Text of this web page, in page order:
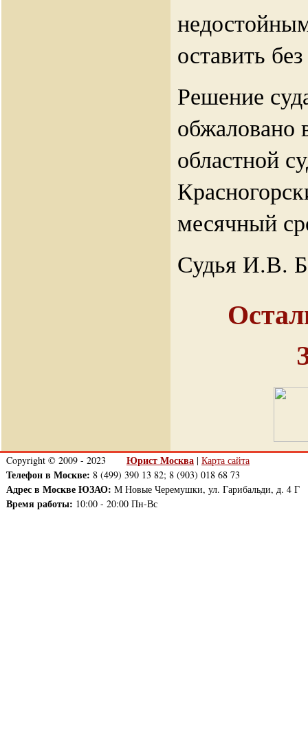
оставить
Решение
обжаловано
областной
месячный
Судья И.В.
Copyright © 2009 - 2023 Юрист Москва | Карта сайта
Телефон в Москве: 8 (499) 390 13 82; 8 (903) 018 68 73
Адрес в Москве ЮЗАО: М Новые Черемушки, ул. Гарибальди, д. 4 Г
Время работы: 10:00 - 20:00 Пн-Вс